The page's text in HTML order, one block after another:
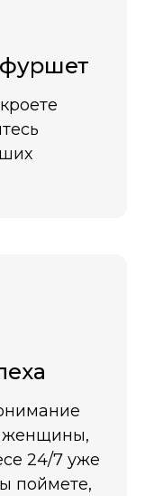
женщины,
24/7 уже
поймете,